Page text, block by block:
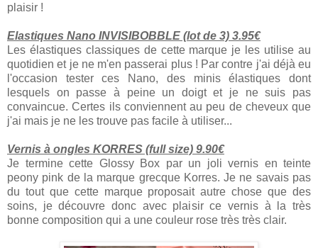
plaisir !
Elastiques Nano INVISIBOBBLE (lot de 3) 3.95€
Les élastiques classiques de cette marque je les utilise au
quotidien et je ne m'en passerai plus ! Par contre j'ai déjà eu
l'occasion tester ces Nano, des minis élastiques dont
lesquels on passe à peine un doigt et je ne suis pas
convaincue. Certes ils conviennent au peu de cheveux que
j'ai mais je ne les trouve pas facile à utiliser...
Vernis à ongles KORRES (full size) 9.90€
Je termine cette Glossy Box par un joli vernis en teinte
peony pink de la marque grecque Korres. Je ne savais pas
du tout que cette marque proposait autre chose que des
soins, je découvre donc avec plaisir ce vernis à la très
bonne composition qui a une couleur rose très très clair.